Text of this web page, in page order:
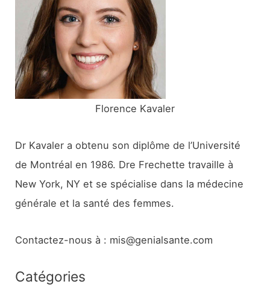
:
Florence Kavaler
Dr Kavaler a obtenu son diplôme de l’Université
de Montréal en 1986. Dre Frechette travaille à
New York, NY et se spécialise dans la médecine
générale et la santé des femmes.
Contactez-nous à : mis@genialsante.com
Catégories